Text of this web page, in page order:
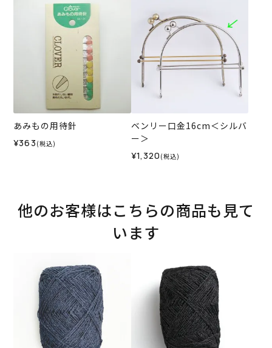
あみもの用待針
¥363 (税込)
ベンリー口金16cm＜シルバ
ー＞
¥1,320 (税込)
他のお客様はこちらの商品も見て
います